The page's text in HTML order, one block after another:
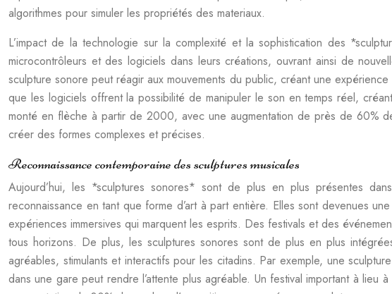
algorithmes pour simuler les propriétés des materiaux.
L’impact de la technologie sur la complexité et la sophistication des
microcontrôleurs et des logiciels dans leurs créations, ouvrant ainsi de
sculpture sonore peut réagir aux mouvements du public, créant une
que les logiciels offrent la possibilité de manipuler le son en temps réel,
monté en flèche à partir de 2000, avec une augmentation de près de 60%
créer des formes complexes et précises.
Reconnaissance contemporaine des sculptures musicales
Aujourd’hui, les *sculptures sonores* sont de plus en plus présentes
reconnaissance en tant que forme d’art à part entière. Elles sont devenues
expériences immersives qui marquent les esprits. Des festivals et des
tous horizons. De plus, les sculptures sonores sont de plus en plus
agréables, stimulants et interactifs pour les citadins. Par exemple, une
dans une gare peut rendre l’attente plus agréable. Un festival important à